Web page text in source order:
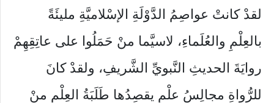
لقدْ كانتْ عواصِمُ الدَّوْلَةِ الإسْلاميَّةِ مليئَةً
بالعِلْمِ والعُلَماءِ، لاسيَّما منْ حَمَلُوا على عاتِقِهِمْ
روايَةَ الحديثِ النَّبويِّ الشَّريفِ، ولقدْ كانَ
للرُّواةِ مجالِسُ علْمٍ يقصِدُها طَلَبَةُ العِلْمِ منْ